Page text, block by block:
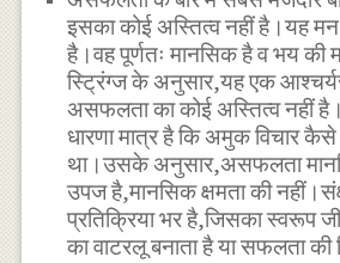
इसका कोई अस्तित्व नहीं है।यह
है।वह पूर्णतः मानसिक है व भय की
स्ट्रिंग्ज के अनुसार,यह एक
असफलता का कोई अस्तित्व नहीं
धारणा मात्र है कि अमुक विचार कैसे
था।उसके अनुसार,असफलता
उपज है,मानसिक क्षमता की
प्रतिक्रिया भर है,जिसका स्वरूप
का वाटरलू बनाता है या सफलता की